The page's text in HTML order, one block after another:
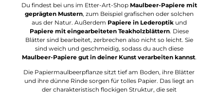
Du findest bei uns im Etter-Art-Shop Maulbeer-Papiere mit
geprägten Mustern, zum Beispiel grafischen oder solchen
aus der Natur. Außerdem Papiere in Lederoptik und
Papiere mit eingearbeiteten Teakholzblättern. Diese
Blätter sind bearbeitet, zerbrechen also nicht so leicht. Sie
sind weich und geschmeidig, sodass du auch diese
Maulbeer-Papiere gut in deiner Kunst verarbeiten kannst.
Die Papiermaulbeerpflanze sitzt tief am Boden, ihre Blätter
und ihre dünne Rinde sorgen für tolles Papier. Das liegt an
der charakteristisch flockigen Struktur, die seit